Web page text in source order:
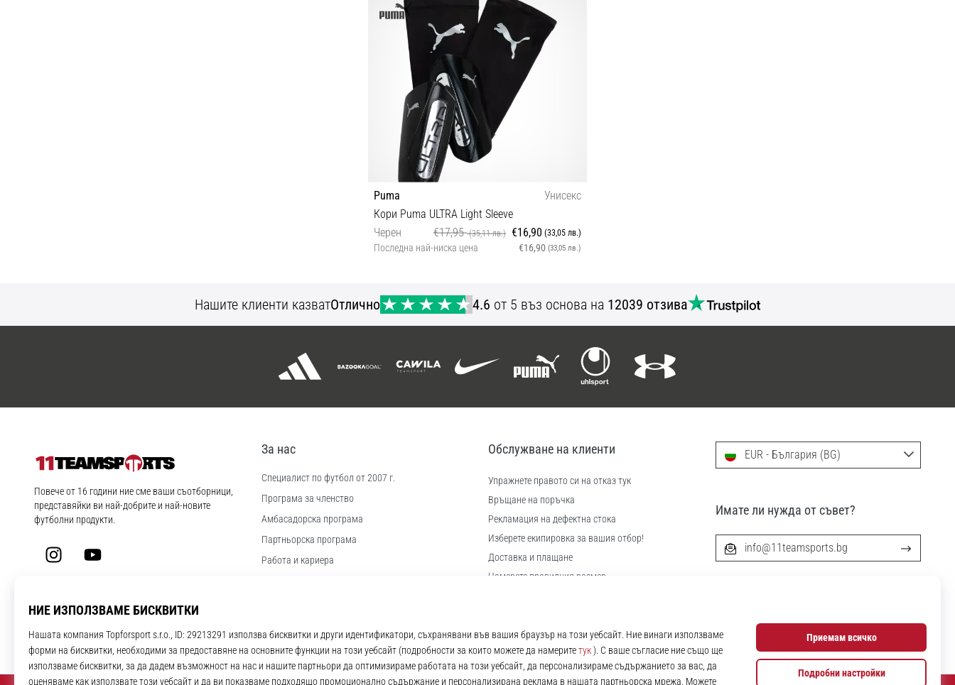
Puma
Унисекс
Кори Puma ULTRA Light Sleeve
Черен
€17,95(35,11 лв.) €16,90 (33,05 лв.)
Последна най-ниска цена €16,90 (33,05 лв.)
Нашите клиенти казватОтлично 4.6 от 5 въз основа на 12039 отзива
11teamsports.bg
Повече от 16 години ние сме ваши съотборници,
представяйки ви най-добрите и най-новите
футболни продукти.
InstagramYouTube
За нас
Специалист по футбол от 2007 г.
Програма за членство
Aмбасадорска програма
Партньорска програма
Работа и кариера
Обслужване на клиенти
Упражнете правото си на отказ тук
Връщане на поръчка
Рекламация на дефектна стока
Изберете екипировка за вашия отбор!
Доставка и плащане
Намерете правилния размер
Политика за поверителност
EUR - България (BG)
Имате ли нужда от съвет?
info@11teamsports.bg